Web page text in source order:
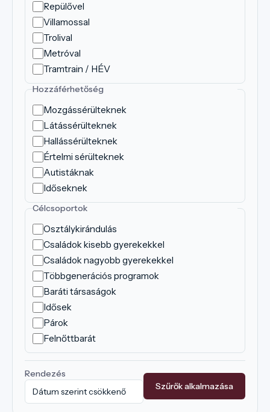
Repülővel
Villamossal
Trolival
Metróval
Tramtrain / HÉV
Hozzáférhetőség
Mozgássérülteknek
Látássérülteknek
Hallássérülteknek
Értelmi sérülteknek
Autistáknak
Időseknek
Célcsoportok
Osztálykirándulás
Családok kisebb gyerekekkel
Családok nagyobb gyerekekkel
Többgenerációs programok
Baráti társaságok
Idősek
Párok
Felnőttbarát
Rendezés
Szűrők alkalmazása